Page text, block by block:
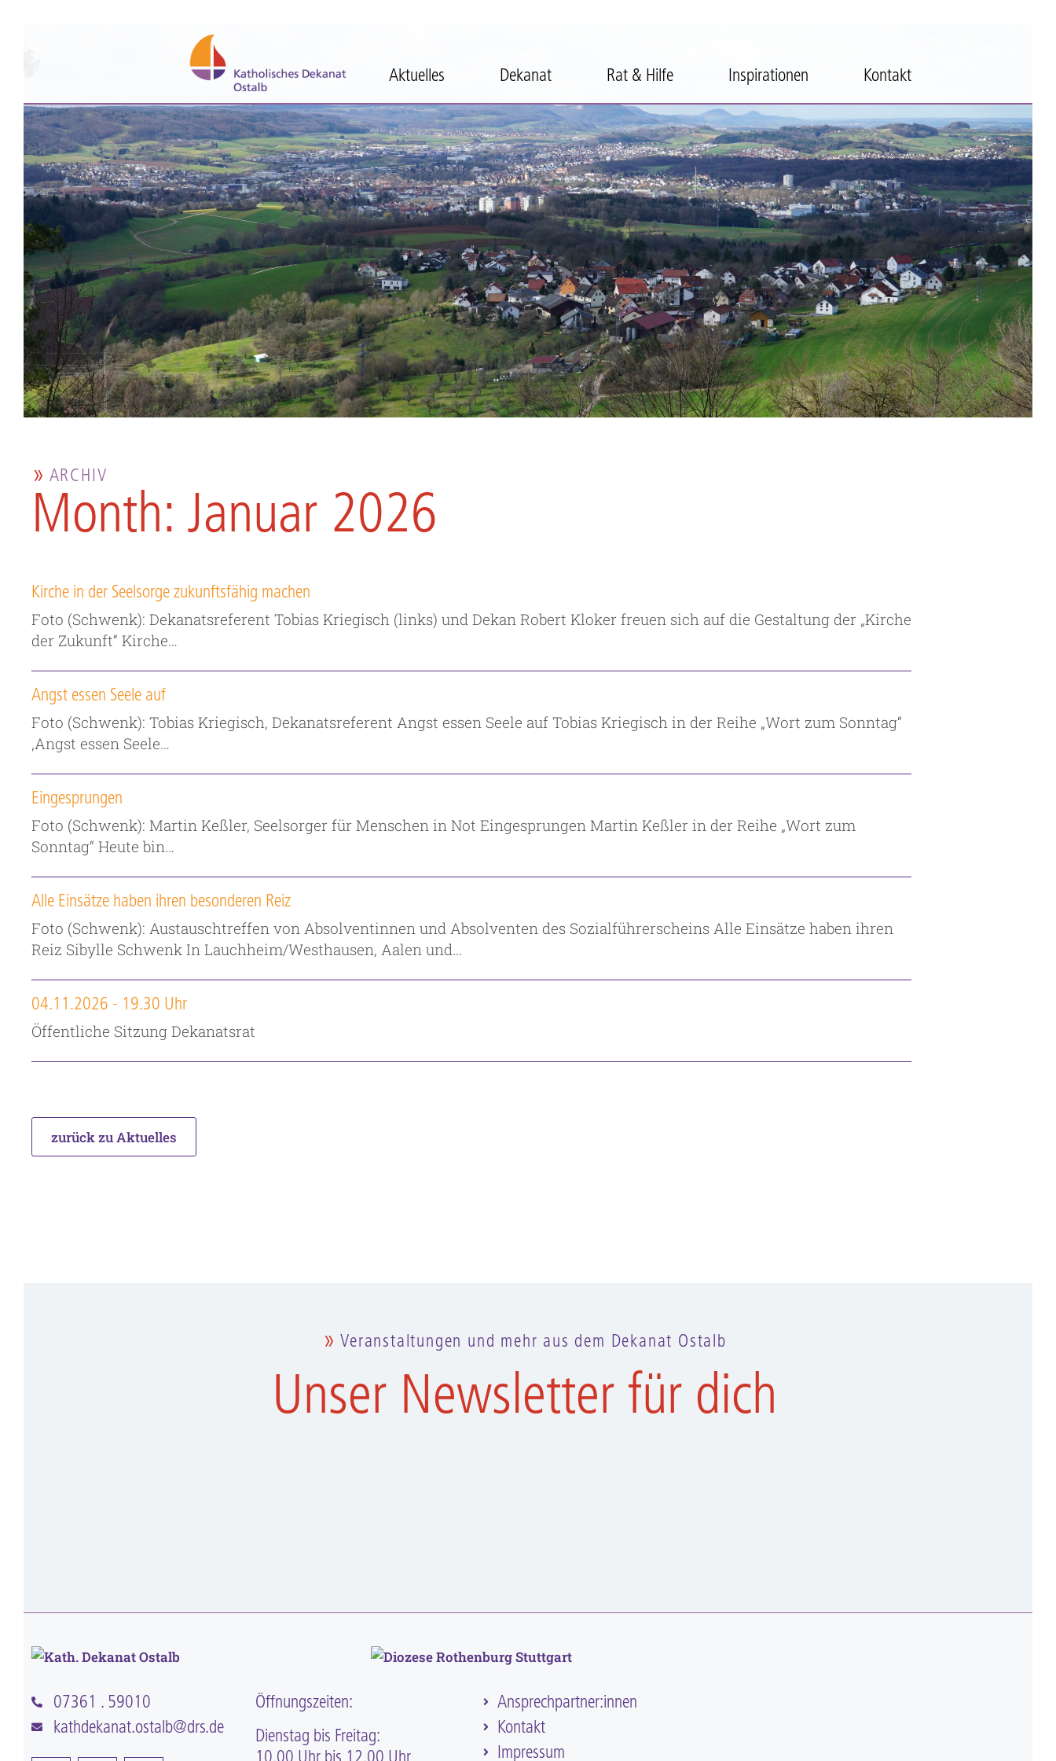
Aktuelles Dekanat Rat & Hilfe Inspirationen Kontakt
ARCHIV
Month: Januar 2026
Kirche in der Seelsorge zukunftsfähig machen
Foto (Schwenk): Dekanatsreferent Tobias Kriegisch (links) und Dekan Robert Kloker freuen sich auf die Gestaltung der „Kirche
der Zukunft“ Kirche…
Angst essen Seele auf
Foto (Schwenk): Tobias Kriegisch, Dekanatsreferent Angst essen Seele auf Tobias Kriegisch in der Reihe „Wort zum Sonntag“
‚Angst essen Seele…
Eingesprungen
Foto (Schwenk): Martin Keßler, Seelsorger für Menschen in Not Eingesprungen Martin Keßler in der Reihe „Wort zum
Sonntag“ Heute bin…
Alle Einsätze haben ihren besonderen Reiz
Foto (Schwenk): Austauschtreffen von Absolventinnen und Absolventen des Sozialführerscheins Alle Einsätze haben ihren
Reiz Sibylle Schwenk In Lauchheim/Westhausen, Aalen und…
04.11.2026 - 19.30 Uhr
Öffentliche Sitzung Dekanatsrat
zurück zu Aktuelles
Veranstaltungen und mehr aus dem Dekanat Ostalb
Unser Newsletter für dich
07361 . 59010
kathdekanat.ostalb@drs.de
Öffnungszeiten:
Dienstag bis Freitag:
10.00 Uhr bis 12.00 Uhr
Ansprechpartner:innen
Kontakt
Impressum